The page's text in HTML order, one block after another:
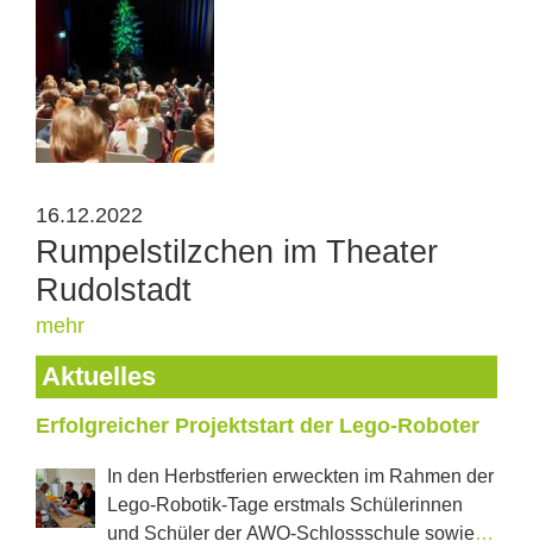
16.12.2022
Rumpelstilzchen im Theater
Rudolstadt
mehr
Aktuelles
Erfolgreicher Projektstart der Lego-Roboter
In den Herbstferien erweckten im Rahmen der
Lego-Robotik-Tage erstmals Schülerinnen
und Schüler der AWO-Schlossschule sowie